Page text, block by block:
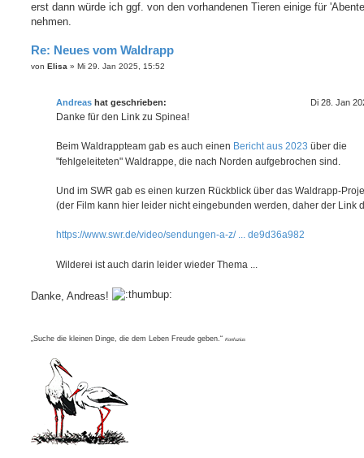
erst dann würde ich ggf. von den vorhandenen Tieren einige für
nehmen.
Re: Neues vom Waldrapp
B
von Elisa » Mi 29. Jan 2025, 15:52
Andreas hat geschrieben: Di 28. Jan
Danke für den Link zu Spinea!
Beim Waldrappteam gab es auch einen Bericht aus 2023 über die
"fehlgeleiteten" Waldrappe, die nach Norden aufgebrochen sind.
Und im SWR gab es einen kurzen Rückblick über das Waldrapp-
(der Film kann hier leider nicht eingebunden werden, daher der Link
https://www.swr.de/video/sendungen-a-z/ ... de9d36a982
Wilderei ist auch darin leider wieder Thema ...
Danke, Andreas!
„Suche die kleinen Dinge, die dem Leben Freude geben.“ Konfuzius